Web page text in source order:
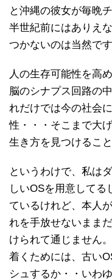
と沖縄の彼女が毎晩
半世紀前にはありえ
つかないのは当然です
人の生存可能性を高
脳のシナプス回路の
れだけでは今の社会
性・・・そこまで大
生き方を見つけるこ
というわけで、私は
しいOSを用意してる
ているけれど、本人
れを手放せないまま
けられて通じません
着くためには、古い
シュするか・・いわ